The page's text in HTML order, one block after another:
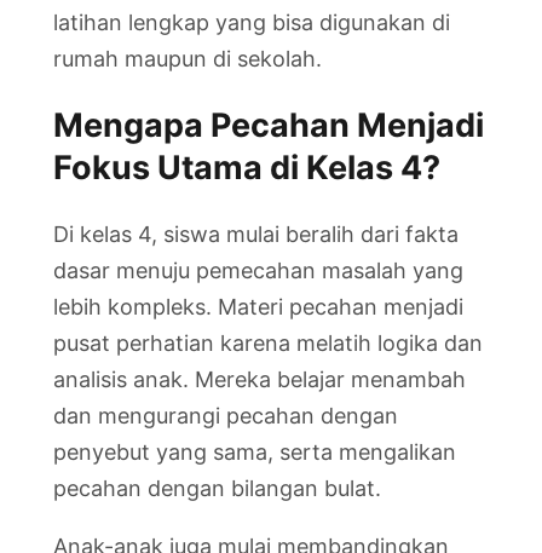
latihan lengkap yang bisa digunakan di
rumah maupun di sekolah.
Mengapa Pecahan Menjadi
Fokus Utama di Kelas 4?
Di kelas 4, siswa mulai beralih dari fakta
dasar menuju pemecahan masalah yang
lebih kompleks. Materi pecahan menjadi
pusat perhatian karena melatih logika dan
analisis anak. Mereka belajar menambah
dan mengurangi pecahan dengan
penyebut yang sama, serta mengalikan
pecahan dengan bilangan bulat.
Anak-anak juga mulai membandingkan